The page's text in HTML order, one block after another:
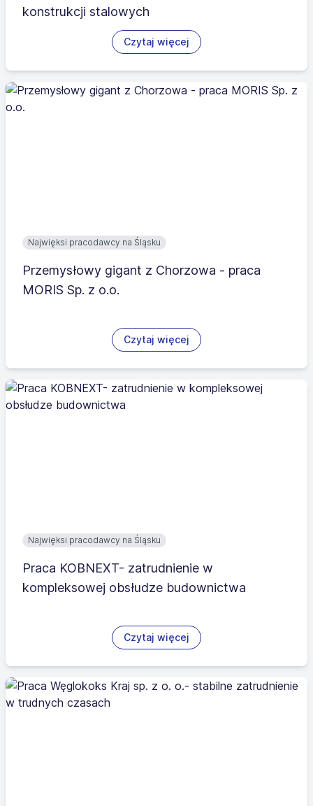
konstrukcji stalowych
Czytaj więcej
Najwięksi pracodawcy na Śląsku
Przemysłowy gigant z Chorzowa - praca
MORIS Sp. z o.o.
Czytaj więcej
Najwięksi pracodawcy na Śląsku
Praca KOBNEXT- zatrudnienie w
kompleksowej obsłudze budownictwa
Czytaj więcej